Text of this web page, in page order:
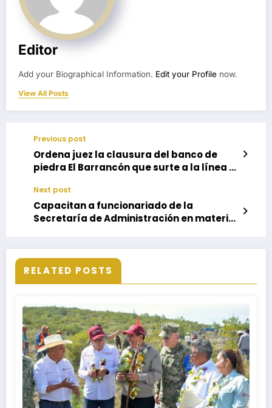
Editor
Add your Biographical Information. Edit your Profile now.
View All Posts
Previous post
Ordena juez la clausura del banco de
piedra El Barrancón que surte a la línea K
Next post
Capacitan a funcionariado de la
Secretaría de Administración en materia
RELATED POSTS